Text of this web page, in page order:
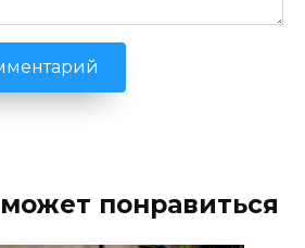
понравиться